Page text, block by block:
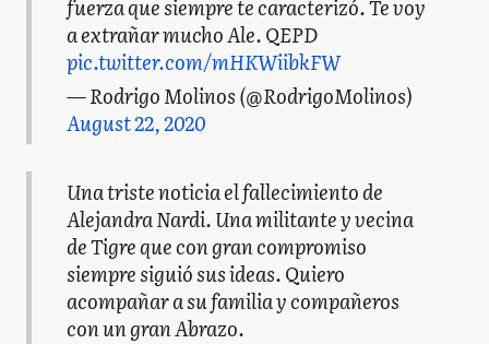
fuerza que siempre te caracterizó. Te voy
a extrañar mucho Ale. QEPD
pic.twitter.com/mHKWiibkFW
— Rodrigo Molinos (@RodrigoMolinos)
August 22, 2020
Una triste noticia el fallecimiento de
Alejandra Nardi. Una militante y vecina
de Tigre que con gran compromiso
siempre siguió sus ideas. Quiero
acompañar a su familia y compañeros
con un gran Abrazo.